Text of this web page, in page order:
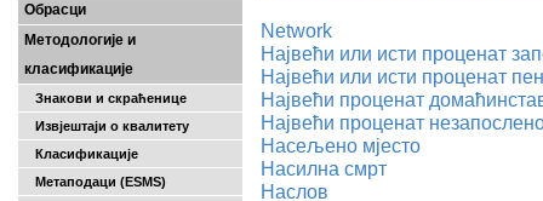
Обрасци
Методологије и
класификације
Знакови и скраћенице
Извјештаји о квалитету
Класификације
Метаподаци (ESMS)
Network
Највећи или исти проценат
Највећи или исти проценат
Највећи проценат
Највећи проценат
Насељено мјесто
Насилна смрт
Наслов